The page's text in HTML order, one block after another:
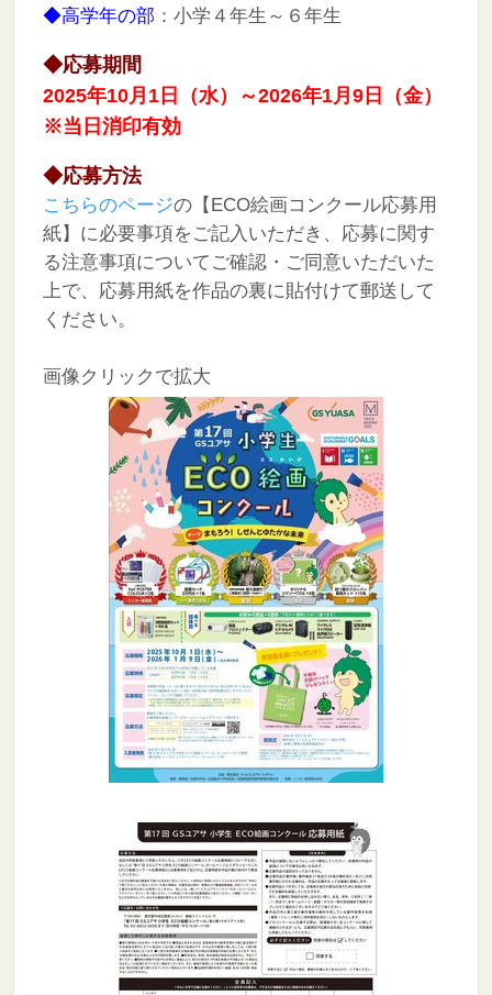
◆高学年の部 ：小学４年生～６年生
◆応募期間
2025年10月1日（水）～2026年1月9日（金）
※当日消印有効
◆応募方法
こちらのページの【ECO絵画コンクール応募用
紙】に必要事項をご記入いただき、応募に関す
る注意事項についてご確認・ご同意いただいた
上で、応募用紙を作品の裏に貼付けて郵送して
ください。
画像クリックで拡大